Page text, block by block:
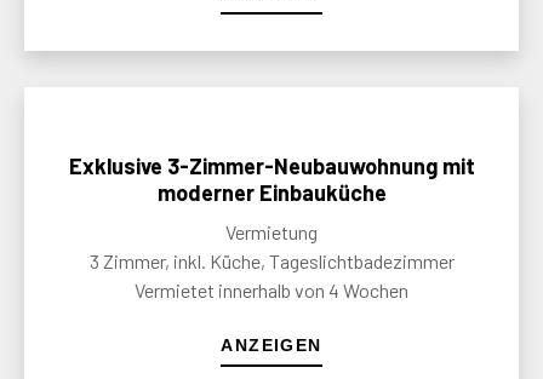
Exklusive 3-Zimmer-Neubauwohnung mit
moderner Einbauküche
Vermietung
3 Zimmer, inkl. Küche, Tageslichtbadezimmer
Vermietet innerhalb von 4 Wochen
ANZEIGEN